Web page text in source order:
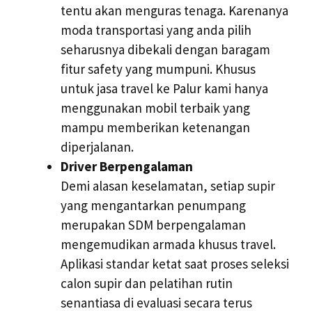
tentu akan menguras tenaga. Karenanya
moda transportasi yang anda pilih
seharusnya dibekali dengan baragam
fitur safety yang mumpuni. Khusus
untuk jasa travel ke Palur kami hanya
menggunakan mobil terbaik yang
mampu memberikan ketenangan
diperjalanan.
Driver Berpengalaman
Demi alasan keselamatan, setiap supir
yang mengantarkan penumpang
merupakan SDM berpengalaman
mengemudikan armada khusus travel.
Aplikasi standar ketat saat proses seleksi
calon supir dan pelatihan rutin
senantiasa di evaluasi secara terus